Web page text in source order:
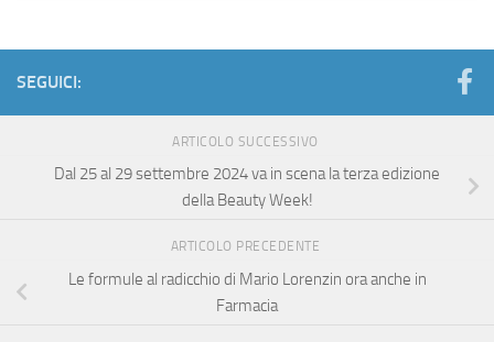
SEGUICI:
ARTICOLO SUCCESSIVO
Dal 25 al 29 settembre 2024 va in scena la terza edizione
della Beauty Week!
ARTICOLO PRECEDENTE
Le formule al radicchio di Mario Lorenzin ora anche in
Farmacia